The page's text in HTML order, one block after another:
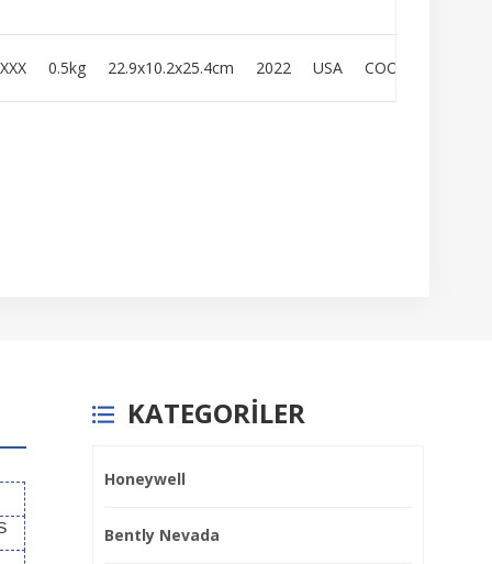
0.5kg 22.9x10.2x25.4cm 2022 USA COO
KATEGORILER
Honeywell
Bently Nevada